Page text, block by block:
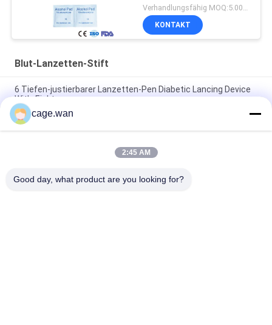
Glukose-Prüfung
Verhandlungsfähig MOQ:5.000 PC
KONTAKT
Blut-Lanzetten-Stift
6 Tiefen-justierbarer Lanzetten-Pen Diabetic Lancing Device
With-Ejektor
Painfree Technologie Sicherheits-Blut-Lanzetten-Pen
Adjustable Lancing Device Withs
10 Schnittiefe-automatische Lancing Gerät-Blut-Lanzette
cage.wan
2:45 AM
Good day, what product are you looking for?